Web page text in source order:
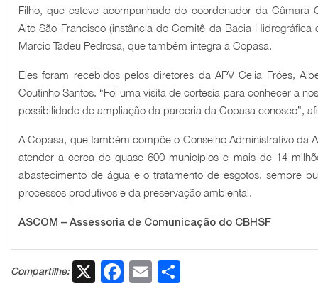
Filho, que esteve acompanhado do coordenador da Câmara
Alto São Francisco (instância do Comitê da Bacia Hidrográfica
Marcio Tadeu Pedrosa, que também integra a Copasa.
Eles foram recebidos pelos diretores da APV Celia Fróes,
Coutinho Santos. “Foi uma visita de cortesia para conhecer a
possibilidade de ampliação da parceria da Copasa conosco”,
A Copasa, que também compõe o Conselho Administrativo da
atender a cerca de quase 600 municípios e mais de 14
abastecimento de água e o tratamento de esgotos, sempre
processos produtivos e da preservação ambiental.
ASCOM – Assessoria de Comunicação do CBHSF
Compartilhe: X Facebook
Email